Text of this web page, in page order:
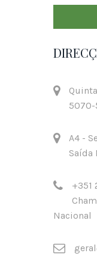
5070-
A4 -
Saída
+351
Nacional